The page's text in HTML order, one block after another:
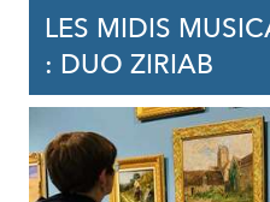
LES MIDIS
: DUO ZIRIAB